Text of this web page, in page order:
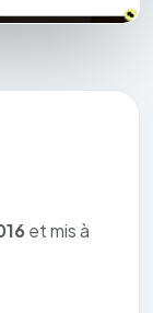
et mis à